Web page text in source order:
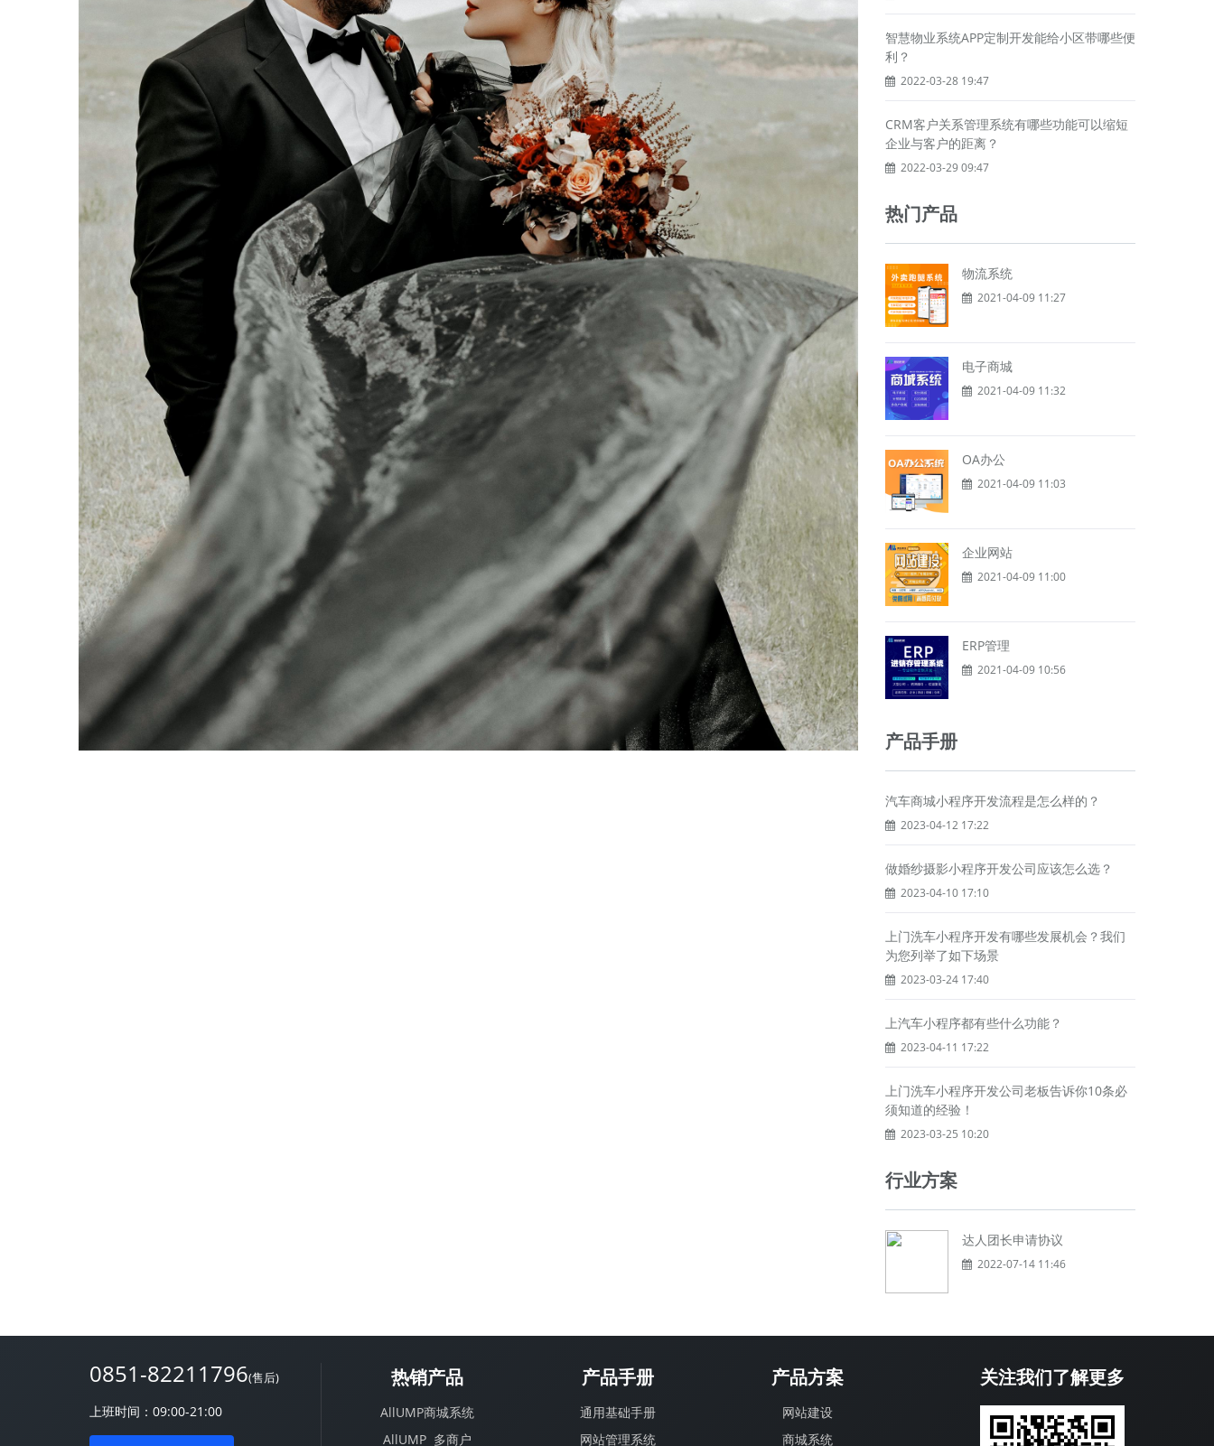
智慧物业系统APP定制开发能给小区带哪些便
利？
2022-03-28 19:47
CRM客户关系管理系统有哪些功能可以缩短
企业与客户的距离？
2022-03-29 09:47
热门产品
物流系统
2021-04-09 11:27
电子商城
2021-04-09 11:32
OA办公
2021-04-09 11:03
企业网站
2021-04-09 11:00
ERP管理
2021-04-09 10:56
产品手册
汽车商城小程序开发流程是怎么样的？
2023-04-12 17:22
做婚纱摄影小程序开发公司应该怎么选？
2023-04-10 17:10
上门洗车小程序开发有哪些发展机会？我们
为您列举了如下场景
2023-03-24 17:40
上汽车小程序都有些什么功能？
2023-04-11 17:22
上门洗车小程序开发公司老板告诉你10条必
须知道的经验！
2023-03-25 10:20
行业方案
达人团长申请协议
2022-07-14 11:46
0851-82211796(售后)
上班时间：09:00-21:00
热销产品
AllUMP商城系统
AllUMP 多商户
产品手册
通用基础手册
网站管理系统
产品方案
网站建设
商城系统
关注我们了解更多